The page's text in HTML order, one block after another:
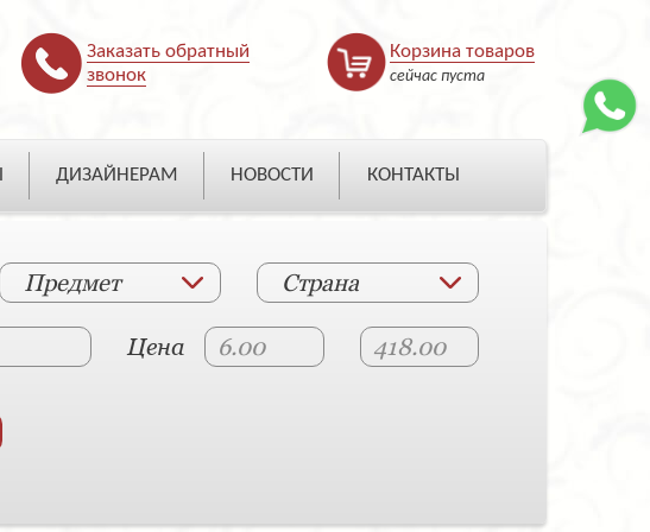
Заказать обратный
звонок
Корзина товаров
сейчас пуста
ДИЗАЙНЕРАМ НОВОСТИ КОНТАКТЫ
Предмет Страна
Цена